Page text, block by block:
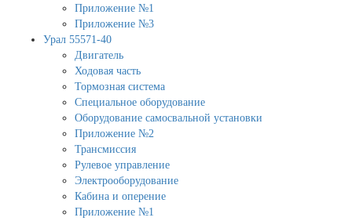
Приложение №1
Приложение №3
Урал 55571-40
Двигатель
Ходовая часть
Тормозная система
Специальное оборудование
Оборудование самосвальной установки
Приложение №2
Трансмиссия
Рулевое управление
Электрооборудование
Кабина и оперение
Приложение №1